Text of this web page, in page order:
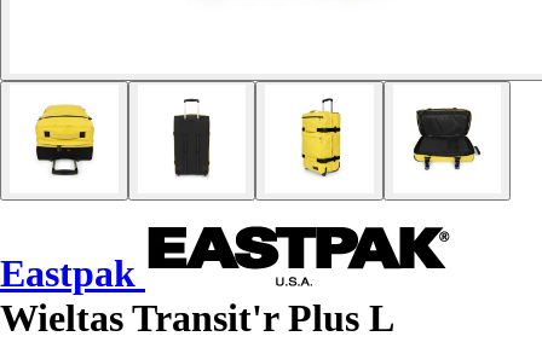
Eastpak
Wieltas Transit'r Plus L